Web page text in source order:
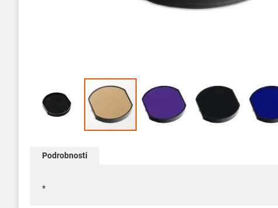
začátek
Podrobnosti
*